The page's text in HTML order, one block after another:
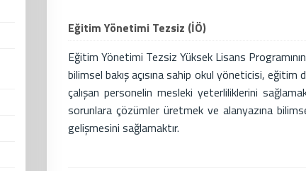
Eğitim Yönetimi Tezsiz (İÖ)
Eğitim Yönetimi Tezsiz Yüksek Lisans
bilimsel bakış açısına sahip okul yöneticisi,
çalışan personelin mesleki yeterliliklerini
sorunlara çözümler üretmek ve alanyazına
gelişmesini sağlamaktır.